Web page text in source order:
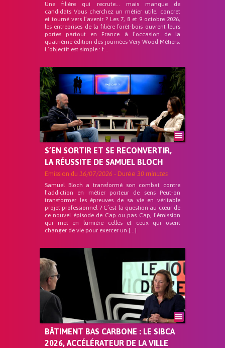
Une filière qui recrute… mais manque de
candidats Vous cherchez un métier utile, concret
et tourné vers l’avenir ? Les 7, 8 et 9 octobre 2026,
les entreprises de la filière forêt-bois ouvrent leurs
portes partout en France à l’occasion de la
quatrième édition des journées Very Wood Métiers.
L’objectif est simple : f...
S’EN SORTIR ET SE RECONVERTIR,
LA RÉUSSITE DE SAMUEL BLOCH
Emission du 16/07/2026 - Durée 30 minutes
Samuel Bloch a transformé son combat contre
l’addiction en métier porteur de sens Peut-on
transformer les épreuves de sa vie en véritable
projet professionnel ? C’est la question au cœur de
ce nouvel épisode de Cap ou pas Cap, l’émission
qui met en lumière celles et ceux qui osent
changer de vie pour exercer un […]
BÂTIMENT BAS CARBONE : LE SIBCA
2026, ACCÉLÉRATEUR DE LA VILLE